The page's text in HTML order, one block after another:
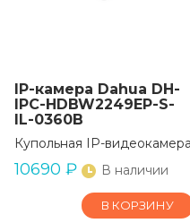
IP-камера Dahua DH-
IPC-HDBW2249EP-S-
IL-0360B
Купольная IP-видеокамера
10690 ₽ В наличии
В КОРЗИНУ